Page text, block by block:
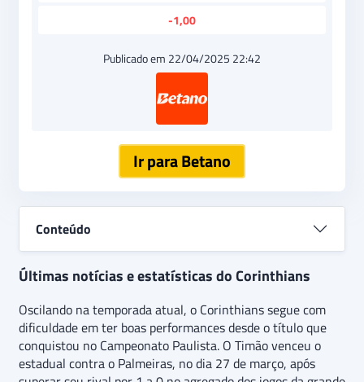
-1,00
Publicado em 22/04/2025 22:42
Ir para Betano
Conteúdo
Últimas notícias e estatísticas do Corinthians
Oscilando na temporada atual, o Corinthians segue com
dificuldade em ter boas performances desde o título que
conquistou no Campeonato Paulista. O Timão venceu o
estadual contra o Palmeiras, no dia 27 de março, após